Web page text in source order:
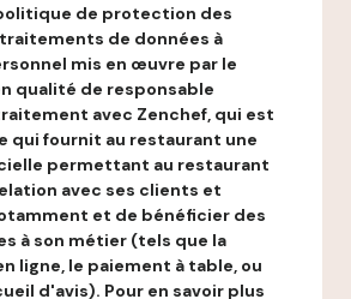
de protection des
de données à
mis en œuvre par le
qualité de responsable
avec Zenchef, qui est
qui fournit au restaurant une
permettant au restaurant
avec ses clients et
et de bénéficier des
à son métier (tels que la
ligne, le paiement à table, ou
d'avis). Pour en savoir plus